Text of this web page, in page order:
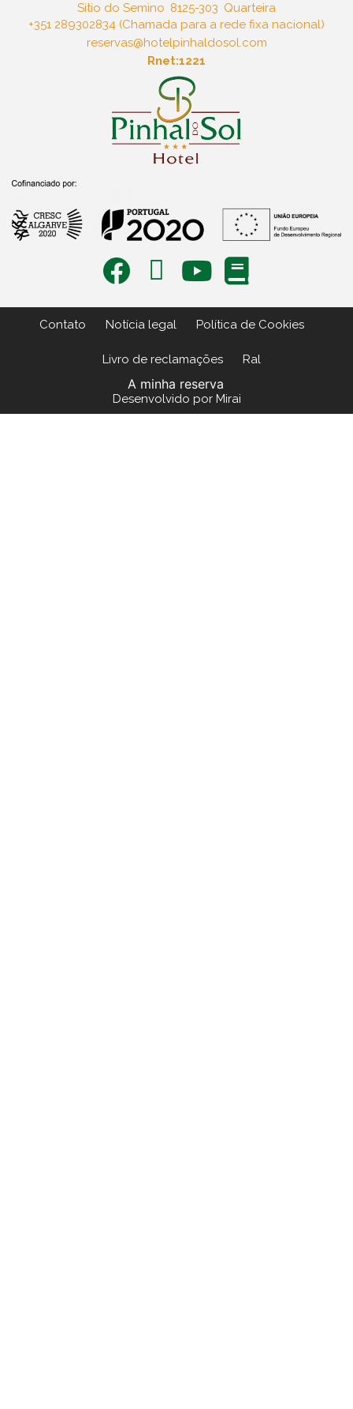
Sitio do Semino 8125-303 Quarteira
+351 289302834 (Chamada para a rede fixa nacional)
reservas@hotelpinhaldosol.com
Rnet:1221
Contato Notícia legal Política de Cookies
Livro de reclamações Ral
A minha reserva
Desenvolvido por Mirai